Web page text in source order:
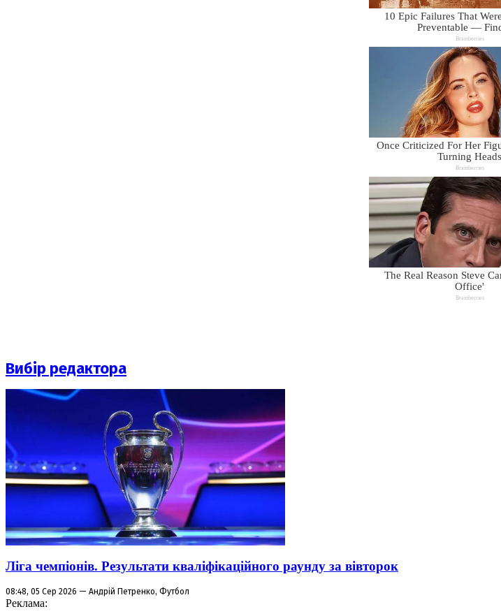
Вибір редактора
Ліга чемпіонів. Результати кваліфікаційного раунду за вівторок
08:48, 05 Сер 2026 — Андрій Петренко, Футбол
Реклама: